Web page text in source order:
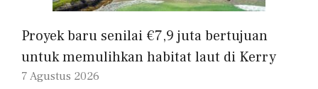
Proyek baru senilai €7,9 juta bertujuan
untuk memulihkan habitat laut di Kerry
7 Agustus 2026